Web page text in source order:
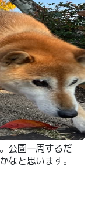
公園一周するだ
なと思います。